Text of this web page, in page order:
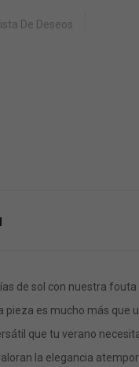
De Deseos
de sol con nuestra fouta
pieza es mucho más que
que tu verano
la elegancia